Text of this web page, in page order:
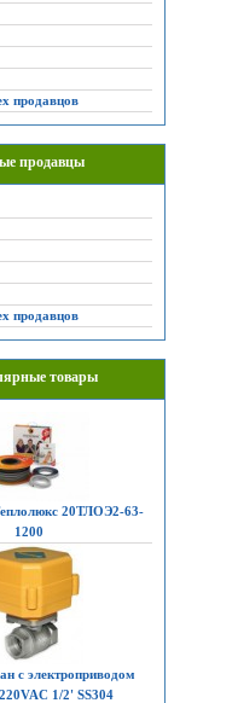
продавцов
продавцы
продавцов
товары
20ТЛОЭ2-63-
1200
с электроприводом
1/2' SS304